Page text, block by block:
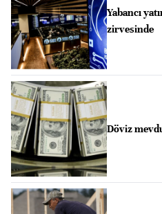
Yabancı
zirvesinde
Döviz